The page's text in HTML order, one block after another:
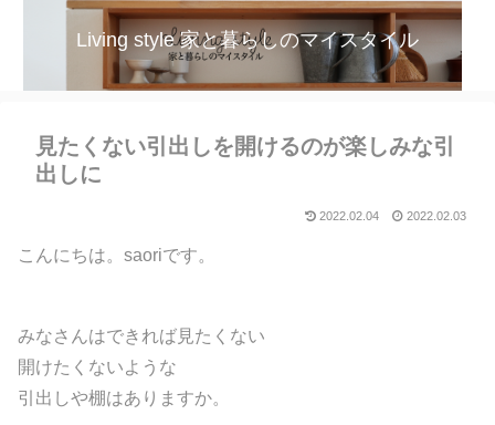
Living style 家と暮らしのマイスタイル
見たくない引出しを開けるのが楽しみな引
出しに
2022.02.04 2022.02.03
こんにちは。saoriです。
みなさんはできれば見たくない
開けたくないような
引出しや棚はありますか。